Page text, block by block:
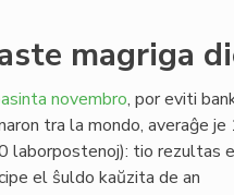
magriga
novembro, por eviti
tra la mondo, averaĝe
tio rezultas
el ŝuldo kaŭzita de an